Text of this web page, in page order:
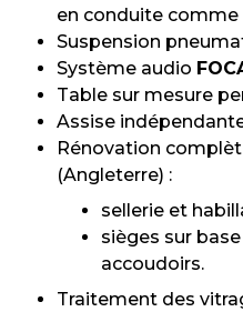
en conduite
Suspension
Système audio
Table sur mesure
Assise
Rénovation
(Angleterre) :
sellerie et
sièges sur
accoudoirs.
Traitement des